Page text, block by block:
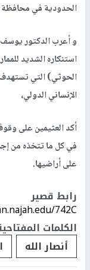
الحدودية في
و أعرب الدكتور يوسف
استنكاره الشديد
الحوثي) التي تستهدف
الإنساني الدولي،
أكد العثيمين على
في كل ما تتخذه من
على أراضيها.
رابط قصير
742C/
الكلمات
أنصار الله